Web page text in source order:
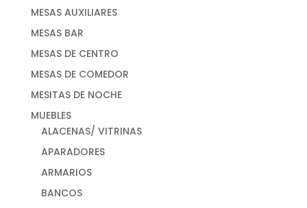
MESAS AUXILIARES
MESAS BAR
MESAS DE CENTRO
MESAS DE COMEDOR
MESITAS DE NOCHE
MUEBLES
ALACENAS/ VITRINAS
APARADORES
ARMARIOS
BANCOS